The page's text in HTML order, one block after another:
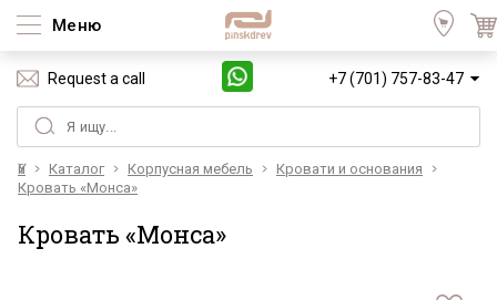
Меню
Request a call +7 (701) 757-83-47
Үй Каталог Корпусная мебель
Кровати и основания
Кровать «Монса»
Кровать «Монса»